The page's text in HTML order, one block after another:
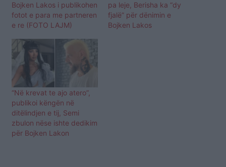
Bojken Lakos i publikohen
fotot e para me partneren
e re (FOTO LAJM)
pa leje, Berisha ka “dy
fjalë” për dënimin e
Bojken Lakos
“Në krevat te ajo atero”,
publikoi këngën në
ditëlindjen e tij, Semi
zbulon nëse ishte dedikim
për Bojken Lakon